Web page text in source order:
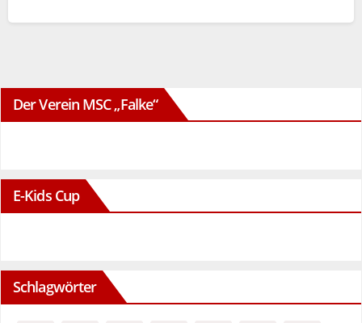
Der Verein MSC „Falke“
E-Kids Cup
Schlagwörter